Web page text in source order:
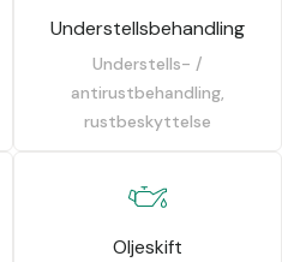
Understellsbehandling
Understells- /
antirustbehandling,
rustbeskyttelse
Oljeskift